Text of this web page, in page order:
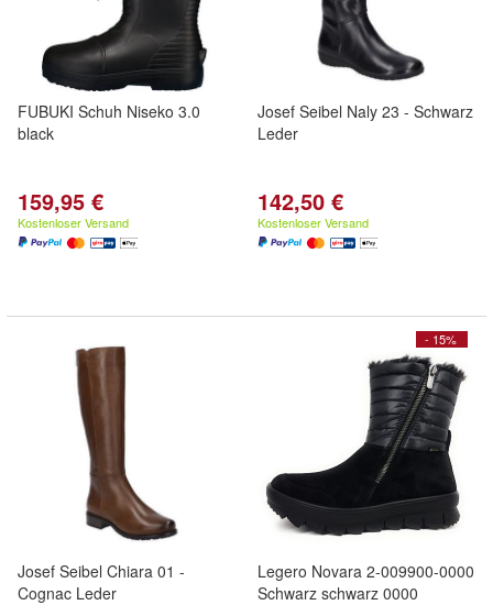
FUBUKI Schuh Niseko 3.0
black
159,95 €
Kostenloser Versand
Josef Seibel Naly 23 - Schwarz
Leder
142,50 €
Kostenloser Versand
Josef Seibel Chiara 01 -
Cognac Leder
- 15%
Legero Novara 2-009900-0000
Schwarz schwarz 0000